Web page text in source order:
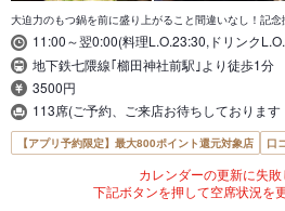
大迫力のもつ鍋を前に盛り上がること間違いなし！記
11:00～翌0:00(料理L.O.23:30,ドリンク
地下鉄七隈線｢櫛田神社前駅｣より徒歩1分
3500円
113席(ご予約、ご来店お待ちしております
【アプリ予約限定】最大800ポイント還元対象店 口
カレンダーの更新に失敗
下記ボタンを押して空席状況を